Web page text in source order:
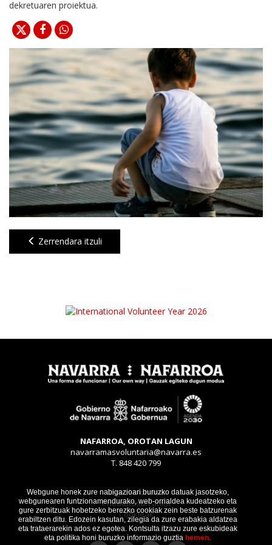
Webgune honek zure nabigazioari buruzko datuak jasotzeko,
webgunearen funtzionamendurako, web-orrialdea kudeatzeko eta
gure zerbitzuak hobetzeko berezko cookiak zein beste batzurenak
erabiltzen ditu. Edozein kasutan, zilegia da zure erabakia aldatzea
eta trataerarekin ados ez egotea. Kontsulta itzazu zure eskubideak
eta politika honi buruzko informazio guztia hemen.
dekretuaren proiektua.
Zerrendara itzuli
NAFARROA, OROTAN LAGUN
navarramasvoluntaria@navarra.es
T. 848 420 799
Legezko oharra
Pribatutasun atala
Cookieak